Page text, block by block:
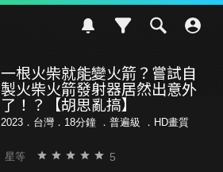
一根火柴就能變火箭？嘗試自
製火柴火箭發射器居然出意外
了！？【胡思亂搞】
2023．台灣．18分鐘 ． 普遍級 ．HD畫質
星等 5